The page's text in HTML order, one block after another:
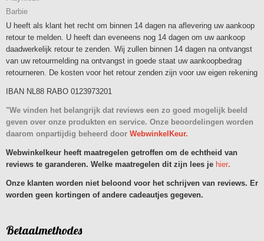
Barbie
U heeft als klant het recht om binnen 14 dagen na aflevering uw aankoop
retour te melden. U heeft dan eveneens nog 14 dagen om uw aankoop
daadwerkelijk retour te zenden. Wij zullen binnen 14 dagen na ontvangst
van uw retourmelding na ontvangst in goede staat uw aankoopbedrag
retourneren. De kosten voor het retour zenden zijn voor uw eigen rekening
IBAN NL88 RABO 0123973201
"We vinden het belangrijk dat reviews een zo goed mogelijk beeld
geven over onze produkten en service. Onze beoordelingen worden
daarom onpartijdig beheerd door WebwinkelKeur.
Webwinkelkeur heeft maatregelen getroffen om de echtheid van
reviews te garanderen. Welke maatregelen dit zijn lees je hier.
Onze klanten worden niet beloond voor het schrijven van reviews. Er
worden geen kortingen of andere cadeautjes gegeven.
Betaalmethodes